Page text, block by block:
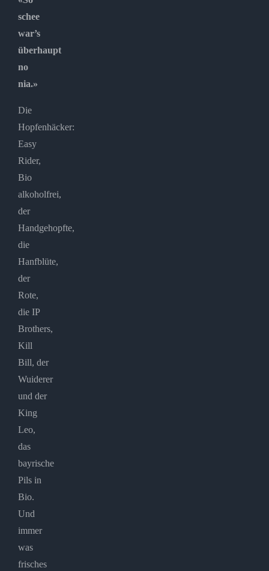
schee
war’s
überhaupt
no
nia.»
Die
Hopfenhäcker:
Easy
Rider,
Bio
alkoholfrei,
der
Handgehopfte,
die
Hanfblüte,
der
Rote,
die IP
Brothers,
Kill
Bill, der
Wuiderer
und der
King
Leo,
das
bayrische
Pils in
Bio.
Und
immer
was
frisches